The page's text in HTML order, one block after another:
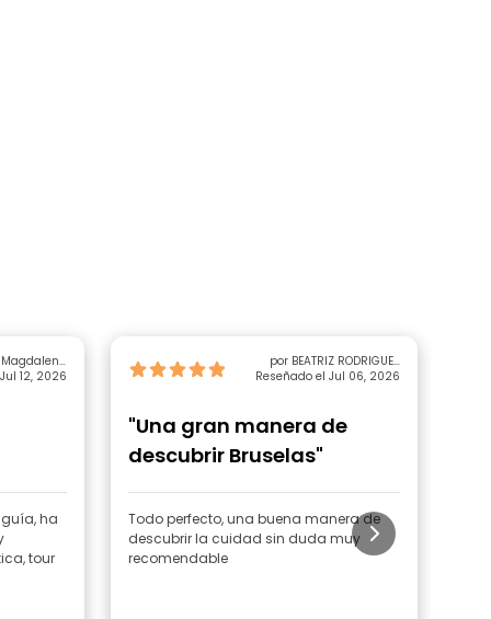
Sebastia
12, 2026
ha
tour
por BEATRIZ RODRIGUEZ
BORDONABA
Reseñado el Jul 06, 2026
"Una gran manera de
descubrir Bruselas"
Todo perfecto, una buena manera de
descubrir la cuidad sin duda muy
recomendable